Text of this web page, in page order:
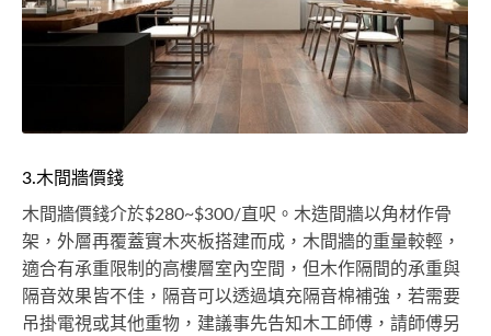
3.木間牆價錢
木間牆價錢介於$280~$300/直呎。木造間牆以角材作骨
架，外層再覆蓋實木夾板搭建而成，木間牆的重量較輕，
適合有承重限制的高樓層室內空間，但木作隔間的承重與
隔音效果皆不佳，隔音可以透過填充隔音棉補強，若需要
吊掛電視或其他重物，建議事先告知木工師傅，請師傅另